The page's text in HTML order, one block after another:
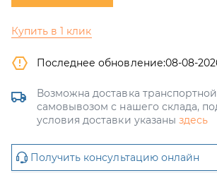
Купить в 1 клик
Последнее обновление:08-08-
Возможна доставка
самовывозом с нашего склада,
условия доставки указаны здесь
Получить консультацию онлайн